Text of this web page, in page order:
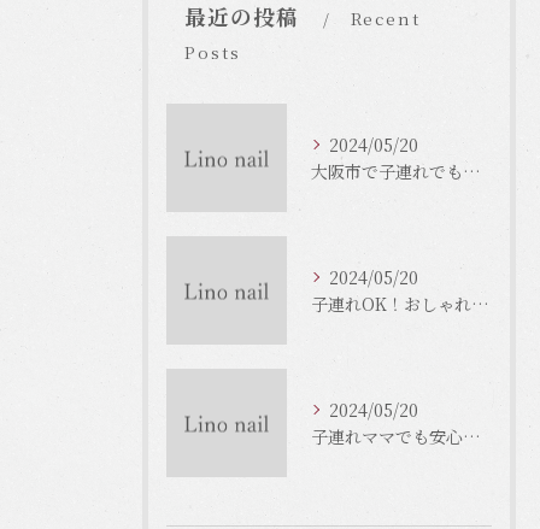
最近の投稿
Recent
Posts
2024/05/20
大阪市で子連れでもOKなネイルサロンがいっぱい！
2024/05/20
子連れOK！おしゃれな大阪市のネイルサロンをご紹介！
2024/05/20
子連れママでも安心！大阪のネイルサロンで癒しのひとときを